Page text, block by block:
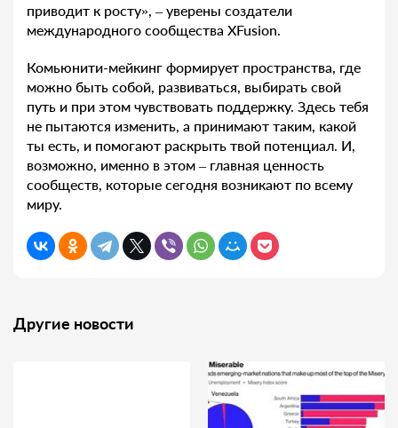
приводит к росту», – уверены создатели
международного сообщества XFusion.
Комьюнити-мейкинг формирует пространства, где
можно быть собой, развиваться, выбирать свой
путь и при этом чувствовать поддержку. Здесь тебя
не пытаются изменить, а принимают таким, какой
ты есть, и помогают раскрыть твой потенциал. И,
возможно, именно в этом – главная ценность
сообществ, которые сегодня возникают по всему
миру.
Другие новости